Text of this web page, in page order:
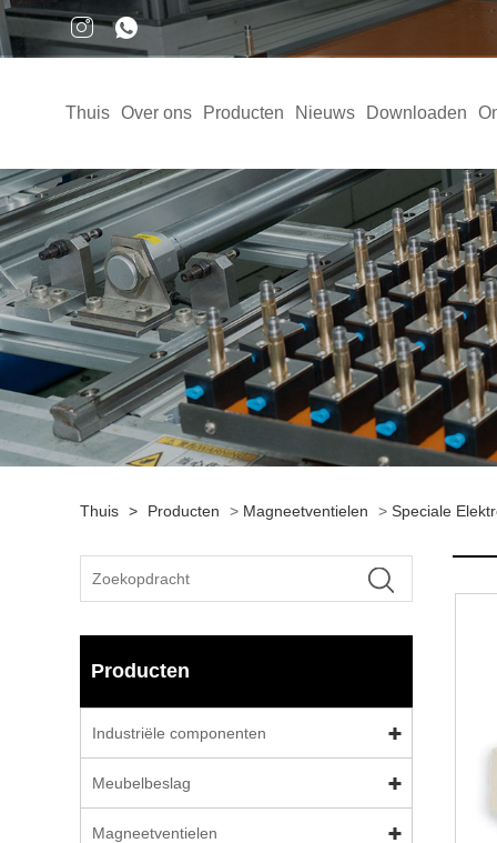
Thuis Over ons Producten Nieuws Downloaden
Thuis > Producten > Magneetventielen > Speciale
Producten
Industriële componenten
Meubelbeslag
Magneetventielen